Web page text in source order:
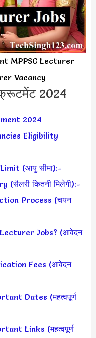
MPPSC Lecturer
Vacancy
2024
2024
Eligibility
(आयु सीमा):-
(सैलरी कितनी मिलेगी):-
Process (चयन
Jobs? (आवेदन
Fees (आवेदन
Dates (महत्वपूर्ण
Links (महत्वपूर्ण